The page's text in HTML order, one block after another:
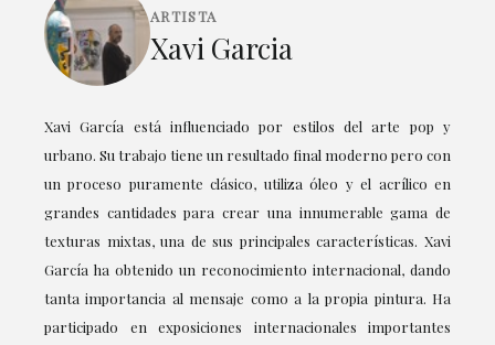
ARTISTA
Xavi Garcia
Xavi García está influenciado por estilos del arte pop y
urbano. Su trabajo tiene un resultado final moderno pero con
un proceso puramente clásico, utiliza óleo y el acrílico en
grandes cantidades para crear una innumerable gama de
texturas mixtas, una de sus principales características. Xavi
García ha obtenido un reconocimiento internacional, dando
tanta importancia al mensaje como a la propia pintura. Ha
participado en exposiciones internacionales importantes